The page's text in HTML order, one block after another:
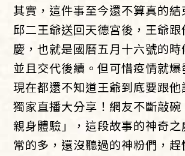
其實，這件事至今還不算真的
邱二王爺送回天德宮後，王爺
慶，也就是國曆五月十六號的時
並且交代後續。但可惜疫情就
現在都還不知道王爺到底要跟他
獨家直播大分享！網友不斷敲
親身體驗」，這段故事的神奇
常的多，還沒聽過的神粉們，